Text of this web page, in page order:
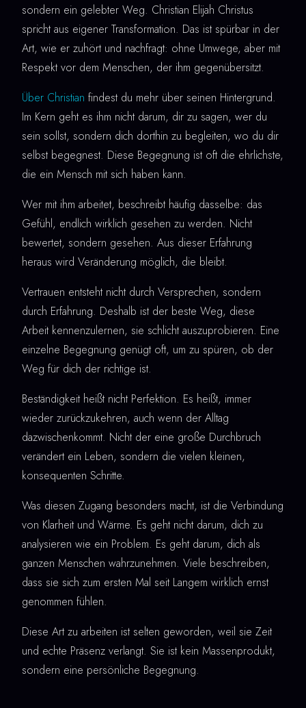
sondern ein gelebter Weg. Christian Elijah Christus
spricht aus eigener Transformation. Das ist spürbar in der
Art, wie er zuhört und nachfragt: ohne Umwege, aber mit
Respekt vor dem Menschen, der ihm gegenübersitzt.
Über Christian findest du mehr über seinen Hintergrund.
Im Kern geht es ihm nicht darum, dir zu sagen, wer du
sein sollst, sondern dich dorthin zu begleiten, wo du dir
selbst begegnest. Diese Begegnung ist oft die ehrlichste,
die ein Mensch mit sich haben kann.
Wer mit ihm arbeitet, beschreibt häufig dasselbe: das
Gefühl, endlich wirklich gesehen zu werden. Nicht
bewertet, sondern gesehen. Aus dieser Erfahrung
heraus wird Veränderung möglich, die bleibt.
Vertrauen entsteht nicht durch Versprechen, sondern
durch Erfahrung. Deshalb ist der beste Weg, diese
Arbeit kennenzulernen, sie schlicht auszuprobieren. Eine
einzelne Begegnung genügt oft, um zu spüren, ob der
Weg für dich der richtige ist.
Beständigkeit heißt nicht Perfektion. Es heißt, immer
wieder zurückzukehren, auch wenn der Alltag
dazwischenkommt. Nicht der eine große Durchbruch
verändert ein Leben, sondern die vielen kleinen,
konsequenten Schritte.
Was diesen Zugang besonders macht, ist die Verbindung
von Klarheit und Wärme. Es geht nicht darum, dich zu
analysieren wie ein Problem. Es geht darum, dich als
ganzen Menschen wahrzunehmen. Viele beschreiben,
dass sie sich zum ersten Mal seit Langem wirklich ernst
genommen fühlen.
Diese Art zu arbeiten ist selten geworden, weil sie Zeit
und echte Präsenz verlangt. Sie ist kein Massenprodukt,
sondern eine persönliche Begegnung.